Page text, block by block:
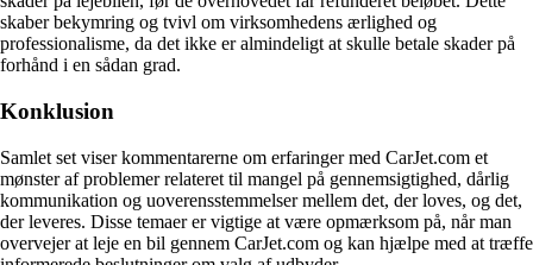
skaber bekymring og tvivl om virksomhedens ærlighed og
professionalisme, da det ikke er almindeligt at skulle betale skader på
forhånd i en sådan grad.
Konklusion
Samlet set viser kommentarerne om erfaringer med CarJet.com et
mønster af problemer relateret til mangel på gennemsigtighed, dårlig
kommunikation og uoverensstemmelser mellem det, der loves, og det,
der leveres. Disse temaer er vigtige at være opmærksom på, når man
overvejer at leje en bil gennem CarJet.com og kan hjælpe med at træffe